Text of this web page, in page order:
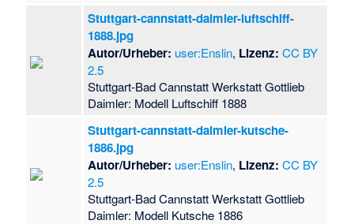
Stuttgart-cannstatt-daimler-luftschiff-
1888.jpg
Autor/Urheber: user:Enslin, Lizenz: CC BY
2.5
Stuttgart-Bad Cannstatt Werkstatt Gottlieb
Daimler: Modell Luftschiff 1888
Stuttgart-cannstatt-daimler-kutsche-
1886.jpg
Autor/Urheber: user:Enslin, Lizenz: CC BY
2.5
Stuttgart-Bad Cannstatt Werkstatt Gottlieb
Daimler: Modell Kutsche 1886